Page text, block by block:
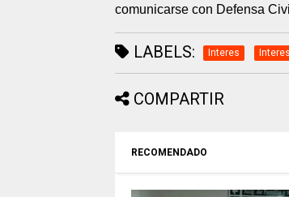
comunicarse con Defensa
LABELS: Interes
COMPARTIR
RECOMENDADO